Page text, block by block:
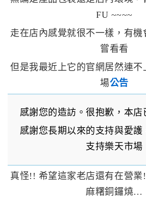
FU ~~~~
走在店內感覺就很不一樣，有機
嘗看看
但是我最近上它的官網居然連不
場公告
感謝您的造訪。很抱歉，本店
感謝您長期以來的支持與愛護
支持樂天市場
真怪!! 希望這家老店還有在營
麻糬銅鑼燒…